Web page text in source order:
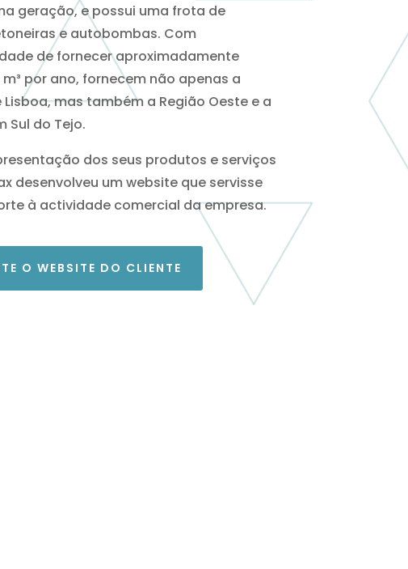
geração, e possui uma frota de
e autobombas. Com
de fornecer aproximadamente
m³ por ano, fornecem não apenas a
Lisboa, mas também a Região Oeste e a
Sul do Tejo.
dos seus produtos e serviços
desenvolveu um website que servisse
à actividade comercial da empresa.
O WEBSITE DO CLIENTE